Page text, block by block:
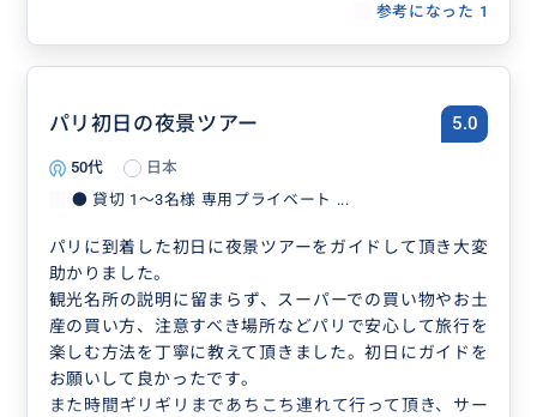
参考になった 1
パリ初日の夜景ツアー 5.0
50代
日本
● 貸切 1〜3名様 専用プライベート ...
パリに到着した初日に夜景ツアーをガイドして頂き大変
助かりました。
観光名所の説明に留まらず、スーパーでの買い物やお土
産の買い方、注意すべき場所などパリで安心して旅行を
楽しむ方法を丁寧に教えて頂きました。初日にガイドを
お願いして良かったです。
また時間ギリギリまであちこち連れて行って頂き、サー